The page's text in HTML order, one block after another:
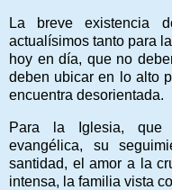
La breve existencia
actualísimos tanto para
hoy en día, que no
deben ubicar en lo alto
encuentra desorientada.
Para la Iglesia, que
evangélica, su
santidad, el amor a la
intensa, la familia vista